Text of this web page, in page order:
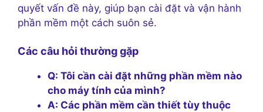
quyết vấn đề này, giúp bạn cài đặt và vận hành
phần mềm một cách suôn sẻ.
Các câu hỏi thường gặp
Q: Tôi cần cài đặt những phần mềm nào
cho máy tính của mình?
A: Các phần mềm cần thiết tùy thuộc